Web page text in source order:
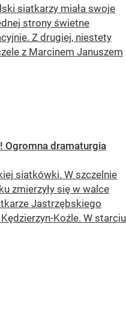
siatkarzy miała swoje
strony świetne
Z drugiej, niestety
z Marcinem Januszem
Ogromna dramaturgia
siatkówki. W szczelnie
zmierzyły się w walce
Jastrzębskiego
Koźle. W starciu